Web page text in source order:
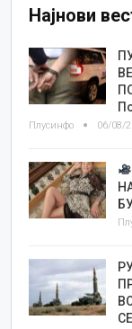
Најнови
Плусинфо 06/08/